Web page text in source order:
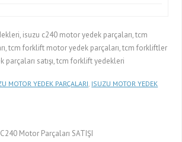
isuzu c240 motor yedek parçaları, tcm
tcm forklift motor yedek parçaları, tcm forkliftler
parçaları satışı, tcm forklift yedekleri
MOTOR YEDEK PARÇALARI ISUZU MOTOR YEDEK
Motor Parçaları SATIŞI